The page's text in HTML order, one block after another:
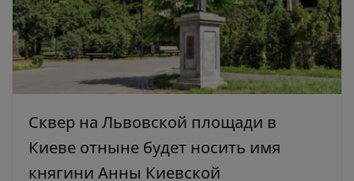
Сквер на Львовской площади в
Киеве отныне будет носить имя
княгини Анны Киевской